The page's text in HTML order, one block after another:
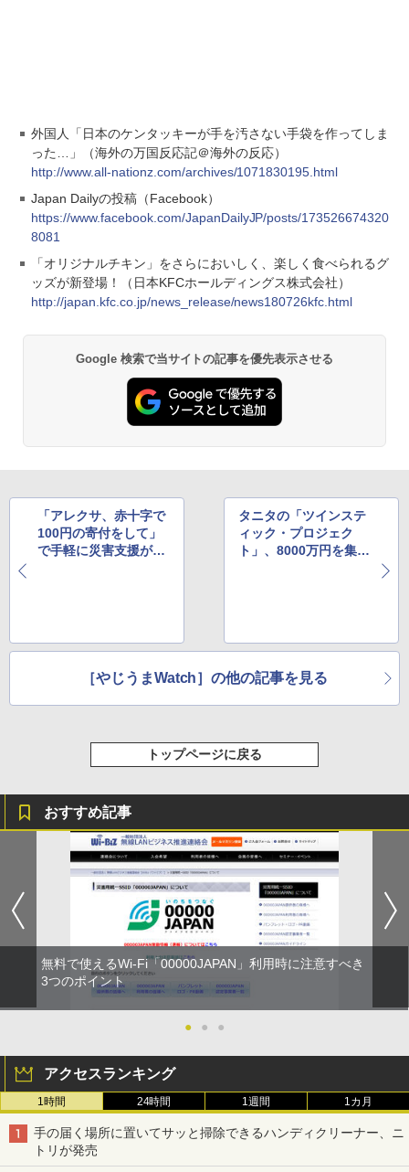
外国人「日本のケンタッキーが手を汚さない手袋を作ってしま
った…」（海外の万国反応記＠海外の反応）
http://www.all-nationz.com/archives/1071830195.html
Japan Dailyの投稿（Facebook）
https://www.facebook.com/JapanDailyJP/posts/173526674320
8081
「オリジナルチキン」をさらにおいしく、楽しく食べられるグ
ッズが新登場！（日本KFCホールディングス株式会社）
http://japan.kfc.co.jp/news_release/news180726kfc.html
Google 検索で当サイトの記事を優先表示させる
「アレクサ、赤十字で
100円の寄付をして」
で手軽に災害支援がで
タニタの「ツインステ
ィック・プロジェク
ト」、8000万円を集め
［やじうまWatch］の他の記事を見る
トップページに戻る
おすすめ記事
無料で使えるWi-Fi「00000JAPAN」利用時に注意すべき
3つのポイント
● ● ●
アクセスランキング
1時間 24時間 1週間 1カ月
手の届く場所に置いてサッと掃除できるハンディクリーナー、ニ
トリが発売